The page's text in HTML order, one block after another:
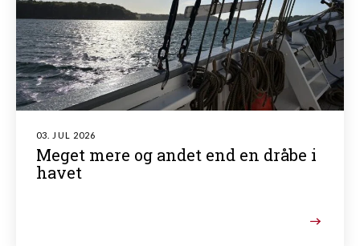
03. JUL 2026
Meget mere og andet end en dråbe i
havet